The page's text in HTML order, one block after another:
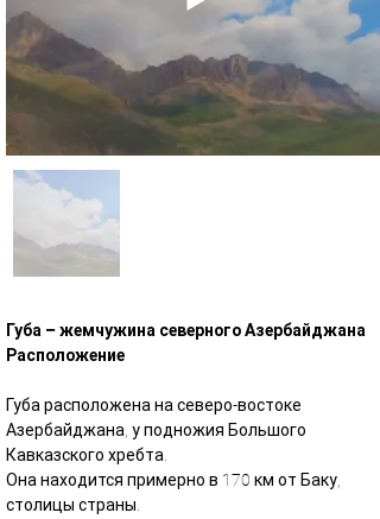
Губа – жемчужина северного Азербайджана
Расположение
Губа расположена на северо-востоке
Азербайджана, у подножия Большого
Кавказского хребта.
Она находится примерно в 170 км от Баку,
столицы страны.